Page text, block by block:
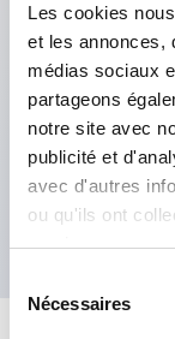
Les cookies
et les annonces,
médias sociaux
partageons
notre site avec
publicité et
avec d'autres
ou qu'ils ont
services.
Nécessaires
contact à 11
22 étages).
possible.
Structure de
structure de